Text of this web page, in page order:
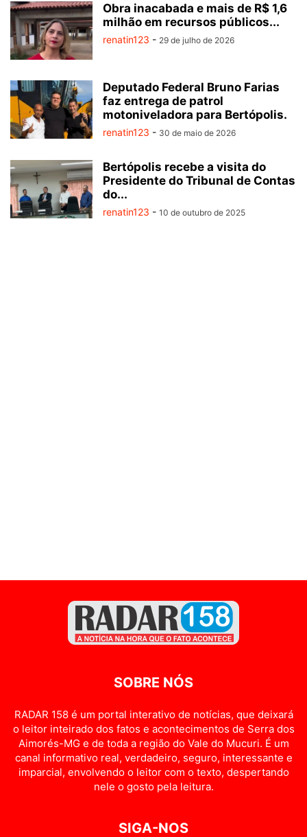
Obra inacabada e mais de R$ 1,6
milhão em recursos públicos...
renatin123 - 29 de julho de 2026
Deputado Federal Bruno Farias
faz entrega de patrol
motoniveladora para Bertópolis.
renatin123 - 30 de maio de 2026
Bertópolis recebe a visita do
Presidente do Tribunal de Contas
do...
renatin123 - 10 de outubro de 2025
SOBRE NÓS
RADAR 158 é um portal interativo de notícias, que deixará
o leitor inteirado dos fatos e acontecimentos de Serra dos
Aimorés-MG e de toda a região do Vale do Mucuri. É um
canal informativo real, verdadeiro, seguro, interessante e
imparcial, envolvendo o leitor com o texto, despertando
nele o gosto pela leitura.
SIGA-NOS